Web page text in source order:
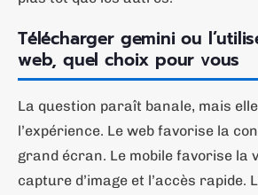
Télécharger gemini ou
web, quel choix pour vous
La question paraît banale, mais
l’expérience. Le web favorise la
grand écran. Le mobile favorise la
capture d’image et l’accès rapide.